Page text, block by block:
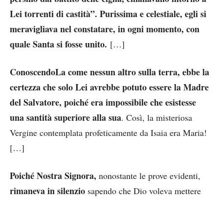
Lei torrenti di castità”. Purissima e celestiale, egli si
meravigliava nel constatare, in ogni momento, con
quale Santa si fosse unito. […]
ConoscendoLa come nessun altro sulla terra, ebbe la
certezza che solo Lei avrebbe potuto essere la Madre
del Salvatore, poiché era impossibile che esistesse
una santità superiore alla sua. Così, la misteriosa
Vergine contemplata profeticamente da Isaia era Maria!
[…]
Poiché Nostra Signora, nonostante le prove evidenti,
rimaneva in silenzio sapendo che Dio voleva mettere